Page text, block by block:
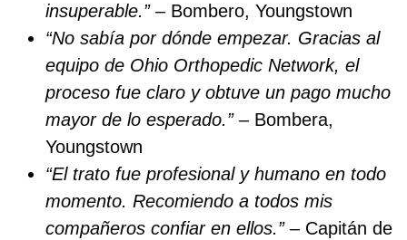
insuperable.”– Bombero, Youngstown
“No sabía por dónde empezar. Gracias al
equipo de Ohio Orthopedic Network, el
proceso fue claro y obtuve un pago mucho
mayor de lo esperado.”– Bombera,
Youngstown
“El trato fue profesional y humano en todo
momento. Recomiendo a todos mis
compañeros confiar en ellos.”– Capitán de